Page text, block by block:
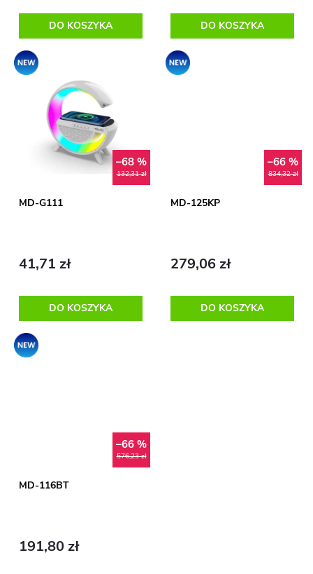
e
p
d
k
ó
w
o
d
ó
DO KOSZYKA DO KOSZYKA
Promocja
132,31 zł
–68 %
MD-G111
41,71 zł
DO KOSZYKA
Promocja
834,32 zł
–66 %
MD-125KP
279,06 zł
DO KOSZYKA
Promocja
576,23 zł
–66 %
MD-116BT
191,80 zł